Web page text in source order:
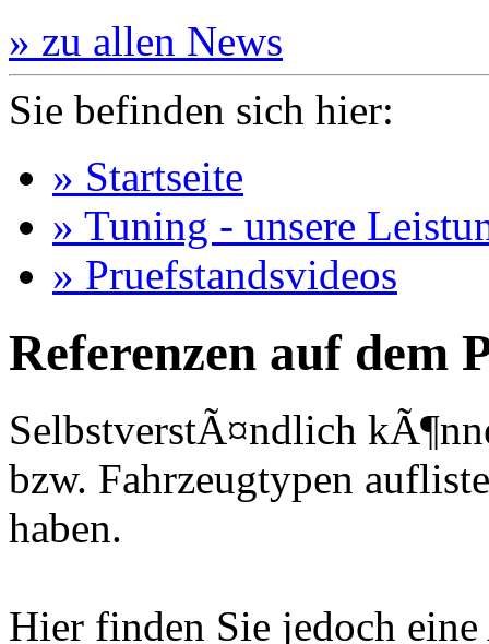
» zu allen News
Sie befinden sich hier:
» Startseite
» Tuning - unsere
» Pruefstandsvideos
Referenzen auf dem
SelbstverstÃ¤ndlich
bzw. Fahrzeugtypen
haben.
Hier finden Sie jedoch